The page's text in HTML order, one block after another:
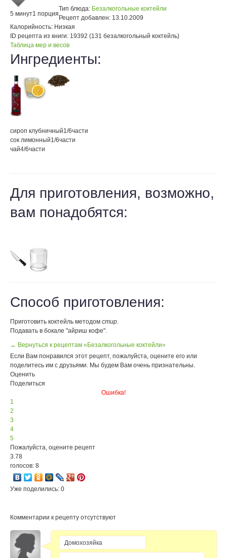
5 минут1 порция
Тип блюда: Безалкогольные коктейли
Рецепт добавлен: 13.10.2009
Калорийность: Низкая
ID рецепта из книги: 19392 (131 безалкогольный коктейль)
Таблица мер и весов
Ингредиенты:
сироп клубничный1/6части
сок лимонный1/6части
чай4/6части
Для приготовления, возможно,
вам понадобятся:
Способ приготовления:
Приготовить коктейль методом стир.
Подавать в бокале "айриш кофе".
← Вернуться к рецептам «Безалкогольные коктейли»
Если Вам понравился этот рецепт, пожалуйста, оцените его или
поделитесь им с друзьями. Мы будем Вам очень признательны.
Оценить
Поделиться
Ошибка!
1
2
3
4
5
Пожалуйста, оцените рецепт
3.78
голосов: 8
Уже поделились: 0
Комментарии к рецепту отсутствуют